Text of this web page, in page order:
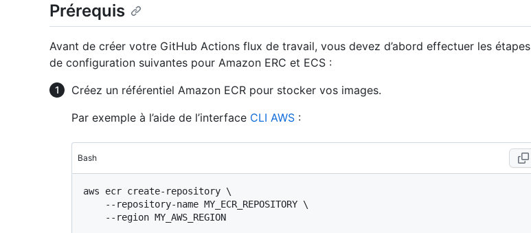
Prérequis
Avant de créer votre GitHub Actions flux de travail, vous devez d’abord effectuer les étapes
de configuration suivantes pour Amazon ERC et ECS :
Créez un référentiel Amazon ECR pour stocker vos images.
Par exemple à l’aide de l’interface CLI AWS :
Bash
aws ecr create-repository \